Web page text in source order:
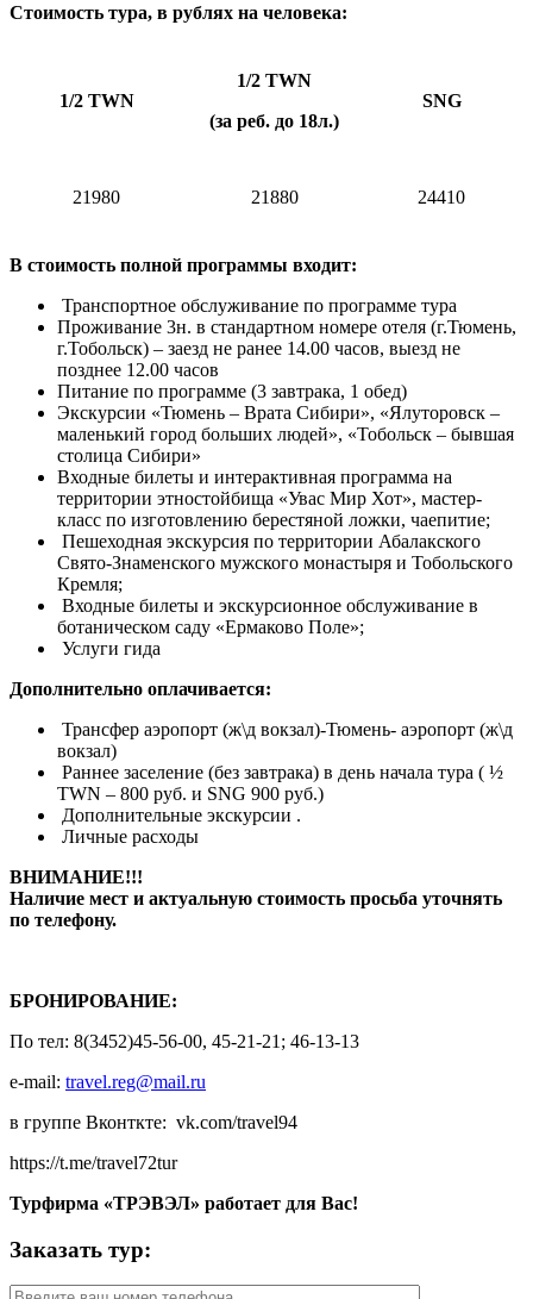
Стоимость тура, в рублях на человека:
1/2 TWN
1/2 TWN
(за реб. до 18л.)
SNG
21980 21880 24410
В стоимость полной программы входит:
Транспортное обслуживание по программе тура
Проживание 3н. в стандартном номере отеля (г.Тюмень,
г.Тобольск) – заезд не ранее 14.00 часов, выезд не
позднее 12.00 часов
Питание по программе (3 завтрака, 1 обед)
Экскурсии «Тюмень – Врата Сибири», «Ялуторовск –
маленький город больших людей», «Тобольск – бывшая
столица Сибири»
Входные билеты и интерактивная программа на
территории этностойбища «Увас Мир Хот», мастер-
класс по изготовлению берестяной ложки, чаепитие;
Пешеходная экскурсия по территории Абалакского
Свято-Знаменского мужского монастыря и Тобольского
Кремля;
Входные билеты и экскурсионное обслуживание в
ботаническом саду «Ермаково Поле»;
Услуги гида
Дополнительно оплачивается:
Трансфер аэропорт (ж\д вокзал)-Тюмень- аэропорт (ж\д
вокзал)
Раннее заселение (без завтрака) в день начала тура ( ½
TWN – 800 руб. и SNG 900 руб.)
Дополнительные экскурсии .
Личные расходы
ВНИМАНИЕ!!!
Наличие мест и актуальную стоимость просьба уточнять
по телефону.
БРОНИРОВАНИЕ:
По тел: 8(3452)45-56-00, 45-21-21; 46-13-13
e-mail: travel.reg@mail.ru
в группе Вконткте: vk.com/travel94
https://t.me/travel72tur
Турфирма «ТРЭВЭЛ» работает для Вас!
Заказать тур: